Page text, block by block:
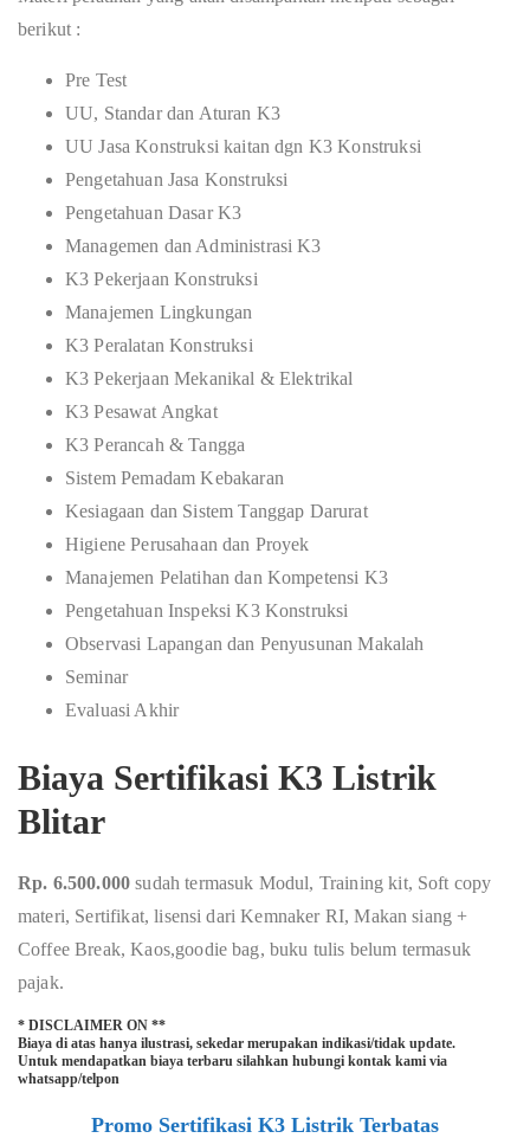
berikut :
Pre Test
UU, Standar dan Aturan K3
UU Jasa Konstruksi kaitan dgn K3 Konstruksi
Pengetahuan Jasa Konstruksi
Pengetahuan Dasar K3
Managemen dan Administrasi K3
K3 Pekerjaan Konstruksi
Manajemen Lingkungan
K3 Peralatan Konstruksi
K3 Pekerjaan Mekanikal & Elektrikal
K3 Pesawat Angkat
K3 Perancah & Tangga
Sistem Pemadam Kebakaran
Kesiagaan dan Sistem Tanggap Darurat
Higiene Perusahaan dan Proyek
Manajemen Pelatihan dan Kompetensi K3
Pengetahuan Inspeksi K3 Konstruksi
Observasi Lapangan dan Penyusunan Makalah
Seminar
Evaluasi Akhir
Biaya Sertifikasi K3 Listrik
Blitar
Rp. 6.500.000sudah termasuk Modul, Training kit, Soft copy
materi, Sertifikat, lisensi dari Kemnaker RI, Makan siang +
Coffee Break, Kaos,goodie bag, buku tulis belum termasuk
pajak.
* DISCLAIMER ON **
Biaya di atas hanya ilustrasi, sekedar merupakan indikasi/tidak update.
Untuk mendapatkan biaya terbaru silahkan hubungi kontak kami via
whatsapp/telpon
Promo Sertifikasi K3 Listrik Terbatas